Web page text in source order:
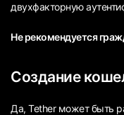
двухфакторную
Не рекомендуется
Создание
Да, Tether может быть